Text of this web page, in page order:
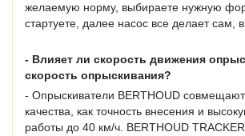
желаемую норму, выбираете нужную
стартуете, далее насос все делает сам,
- Влияет ли скорость движения
скорость опрыскивания?
- Опрыскиватели BERTHOUD совмещают
качества, как точность внесения и
работы до 40 км/ч. BERTHOUD